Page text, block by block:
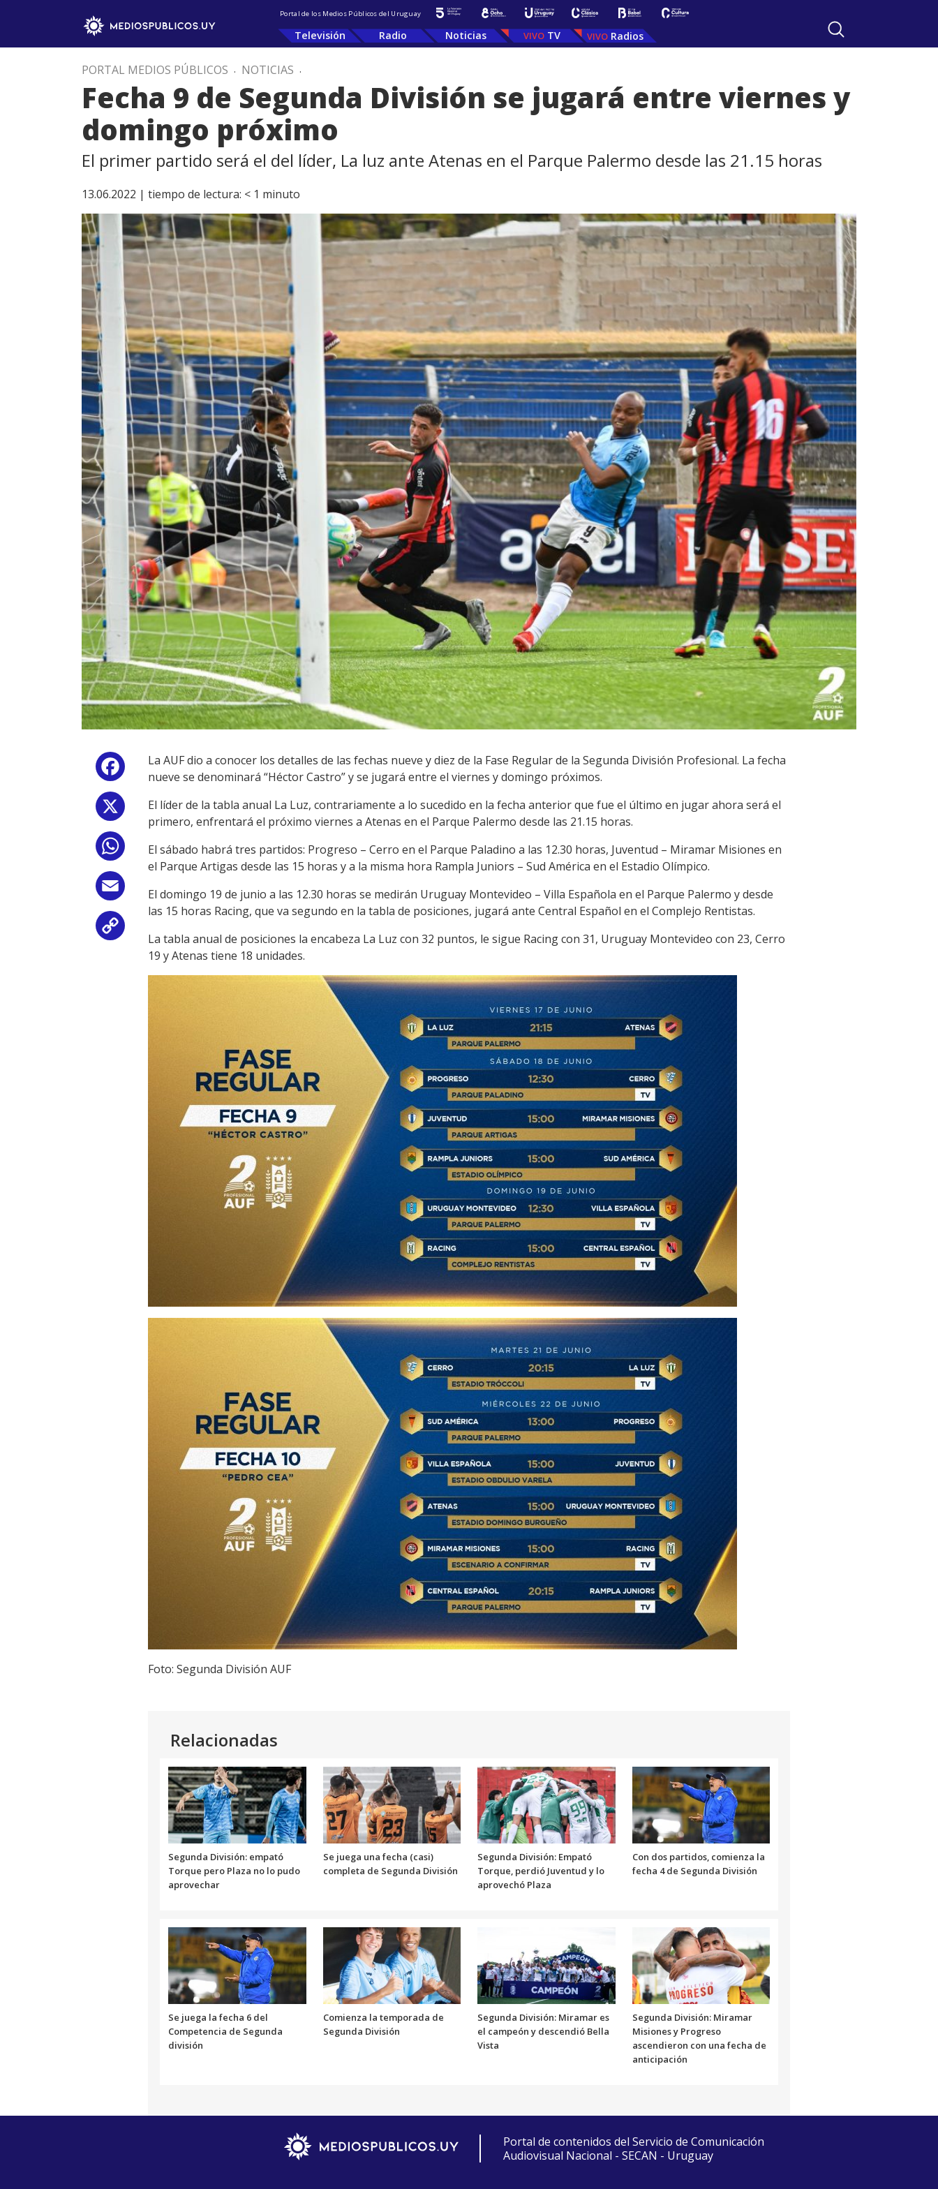
Portal de los Medios Públicos del Uruguay
Televisión Radio Noticias TV Radios
PORTAL MEDIOS PÚBLICOS . NOTICIAS .
Fecha 9 de Segunda División se jugará entre viernes y
domingo próximo
El primer partido será el del líder, La luz ante Atenas en el Parque Palermo desde las 21.15 horas
13.06.2022 | tiempo de lectura: < 1 minuto
Facebook
WhatsApp
Email
Link
La AUF dio a conocer los detalles de las fechas nueve y diez de la Fase Regular de la Segunda División Profesional. La fecha
nueve se denominará “Héctor Castro” y se jugará entre el viernes y domingo próximos.
El líder de la tabla anual La Luz, contrariamente a lo sucedido en la fecha anterior que fue el último en jugar ahora será el
primero, enfrentará el próximo viernes a Atenas en el Parque Palermo desde las 21.15 horas.
El sábado habrá tres partidos: Progreso – Cerro en el Parque Paladino a las 12.30 horas, Juventud – Miramar Misiones en
el Parque Artigas desde las 15 horas y a la misma hora Rampla Juniors – Sud América en el Estadio Olímpico.
El domingo 19 de junio a las 12.30 horas se medirán Uruguay Montevideo – Villa Española en el Parque Palermo y desde
las 15 horas Racing, que va segundo en la tabla de posiciones, jugará ante Central Español en el Complejo Rentistas.
La tabla anual de posiciones la encabeza La Luz con 32 puntos, le sigue Racing con 31, Uruguay Montevideo con 23, Cerro
19 y Atenas tiene 18 unidades.
Foto: Segunda División AUF
Relacionadas
Segunda División: empató
Torque pero Plaza no lo pudo
aprovechar
Se juega una fecha (casi)
completa de Segunda División
Segunda División: Empató
Torque, perdió Juventud y lo
aprovechó Plaza
Con dos partidos, comienza la
fecha 4 de Segunda División
Se juega la fecha 6 del
Competencia de Segunda
división
Comienza la temporada de
Segunda División
Segunda División: Miramar es
el campeón y descendió Bella
Vista
Segunda División: Miramar
Misiones y Progreso
ascendieron con una fecha de
anticipación
Portal de contenidos del Servicio de Comunicación
Audiovisual Nacional - SECAN - Uruguay